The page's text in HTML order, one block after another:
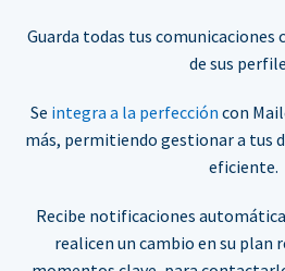
Guarda todas tus
de sus
Se integra a la perfección con
más, permitiendo gestionar a tus
eficiente.
Recibe notificaciones
realicen un cambio en su plan